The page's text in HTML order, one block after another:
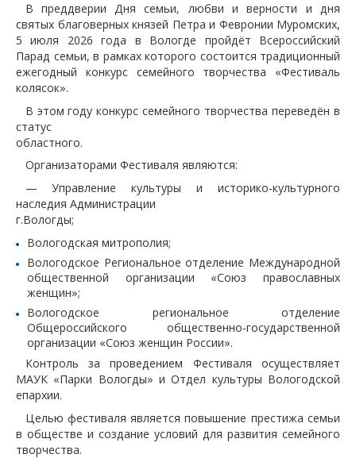
В преддверии Дня семьи, любви и верности и дня
святых благоверных князей Петра и Февронии Муромских,
5 июля 2026 года в Вологде пройдёт Всероссийский
Парад семьи, в рамках которого состоится традиционный
ежегодный конкурс семейного творчества «Фестиваль
колясок».
В этом году конкурс семейного творчества переведён в
статус
областного.
Организаторами Фестиваля являются:
— Управление культуры и историко-культурного
наследия Администрации
г.Вологды;
Вологодская митрополия;
Вологодское Региональное отделение Международной
общественной организации «Союз православных
женщин»;
Вологодское региональное отделение
Общероссийского общественно-государственной
организации «Союз женщин России».
Контроль за проведением Фестиваля осуществляет
МАУК «Парки Вологды» и Отдел культуры Вологодской
епархии.
Целью фестиваля является повышение престижа семьи
в обществе и создание условий для развития семейного
творчества.